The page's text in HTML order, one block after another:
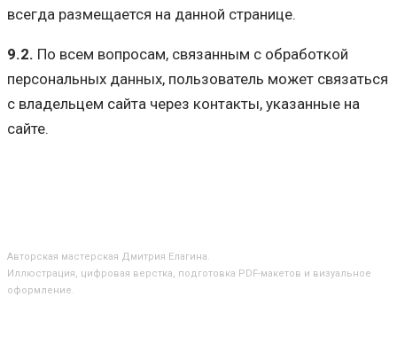
всегда размещается на данной странице.
9.2. По всем вопросам, связанным с обработкой
персональных данных, пользователь может связаться
с владельцем сайта через контакты, указанные на
сайте.
Авторская мастерская Дмитрия Елагина.
Иллюстрация, цифровая верстка, подготовка PDF-макетов и визуальное
оформление.